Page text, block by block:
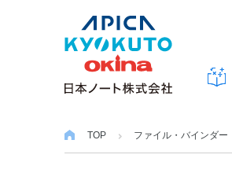
TOP ファイル・バインダー